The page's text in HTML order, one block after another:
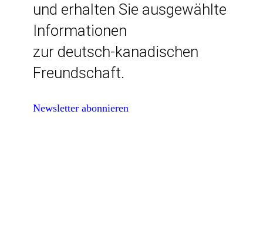
und erhalten Sie ausgewählte
Informationen
zur deutsch-kanadischen
Freundschaft.
Newsletter abonnieren